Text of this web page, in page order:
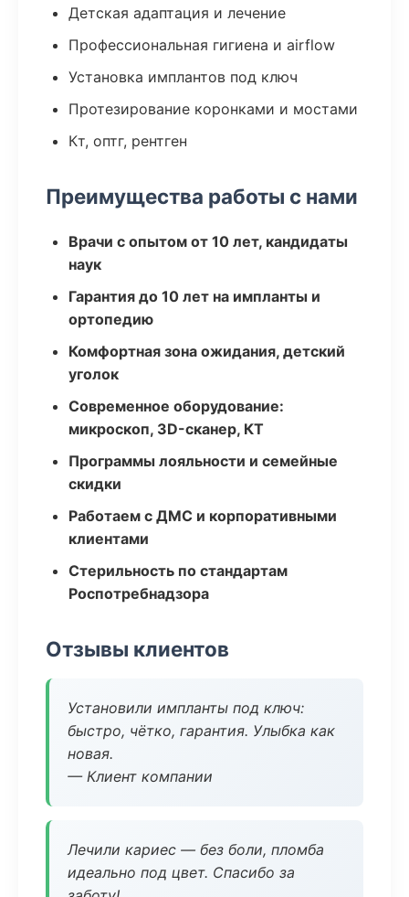
Детская адаптация и лечение
Профессиональная гигиена и airflow
Установка имплантов под ключ
Протезирование коронками и мостами
Кт, оптг, рентген
Преимущества работы с нами
Врачи с опытом от 10 лет, кандидаты
наук
Гарантия до 10 лет на импланты и
ортопедию
Комфортная зона ожидания, детский
уголок
Современное оборудование:
микроскоп, 3D-сканер, КТ
Программы лояльности и семейные
скидки
Работаем с ДМС и корпоративными
клиентами
Стерильность по стандартам
Роспотребнадзора
Отзывы клиентов
Установили импланты под ключ:
быстро, чётко, гарантия. Улыбка как
новая.
— Клиент компании
Лечили кариес — без боли, пломба
идеально под цвет. Спасибо за